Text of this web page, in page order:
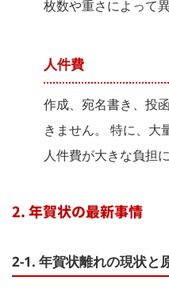
枚数や重さによって異
人件費
作成、宛名書き、投
きません。 特に、大
人件費が大きな負担
2. 年賀状の最新事情
2-1. 年賀状離れの現状と